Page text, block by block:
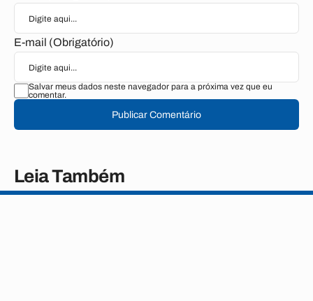
E-mail (Obrigatório)
Salvar meus dados neste navegador para a próxima vez que eu
comentar.
Publicar Comentário
Leia Também